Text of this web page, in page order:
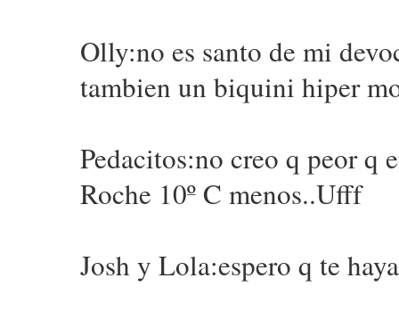
Olly:no es santo de mi
tambien un biquini hiper
Pedacitos:no creo q peor q
Roche 10º C menos..Ufff
Josh y Lola:espero q te